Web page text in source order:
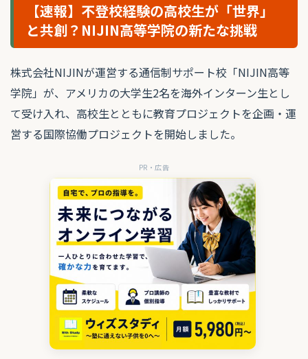
【速報】不登校経験の高校生が「世界」
と共創？NIJIN高等学院の新たな挑戦
株式会社NIJINが運営する通信制サポート校「NIJIN高等
学院」が、アメリカの大学生2名を海外インターン生とし
て受け入れ、高校生とともに教育プロジェクトを企画・運
営する国際協働プロジェクトを開始しました。
PR・広告